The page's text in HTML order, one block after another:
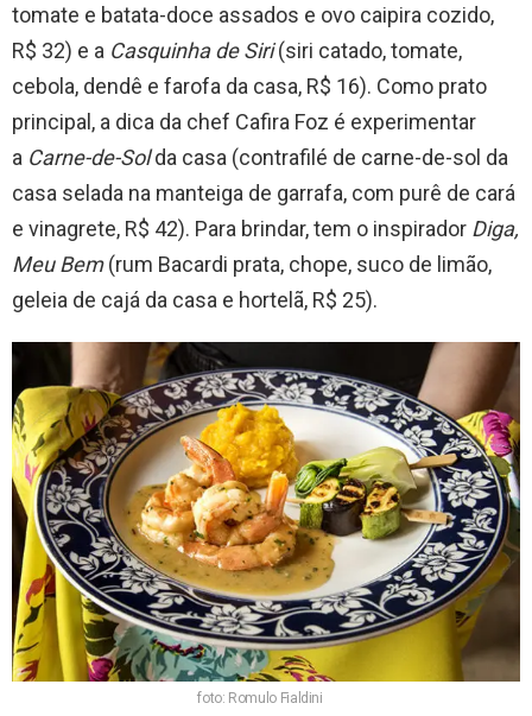
tomate e batata-doce assados e ovo caipira cozido,
R$ 32) e a Casquinha de Siri(siri catado, tomate,
cebola, dendê e farofa da casa, R$ 16). Como prato
principal, a dica da chef Cafira Foz é experimentar
a Carne-de-Solda casa (contrafilé de carne-de-sol da
casa selada na manteiga de garrafa, com purê de cará
e vinagrete, R$ 42). Para brindar, tem o inspirador Diga,
Meu Bem(rum Bacardi prata, chope, suco de limão,
geleia de cajá da casa e hortelã, R$ 25).
foto: Romulo Fialdini